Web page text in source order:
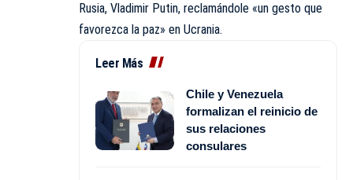
Rusia, Vladimir Putin, reclamándole «un gesto que
favorezca la paz» en Ucrania.
Leer Más
Chile y Venezuela
formalizan el reinicio de
sus relaciones
consulares